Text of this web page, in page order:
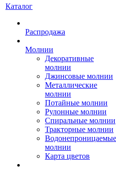
Каталог
Распродажа
Молнии
Декоративные
молнии
Джинсовые молнии
Металлические
молнии
Потайные молнии
Рулонные молнии
Спиральные молнии
Тракторные молнии
Водонепроницаемые
молнии
Карта цветов